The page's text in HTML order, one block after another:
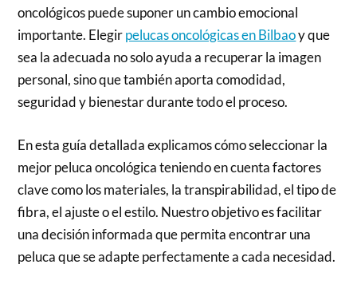
oncológicos puede suponer un cambio emocional
importante. Elegirpelucas oncológicas en Bilbaoy que
sea la adecuada no solo ayuda a recuperar la imagen
personal, sino que también aporta comodidad,
seguridad y bienestar durante todo el proceso.
En esta guía detallada explicamos cómo seleccionar la
mejor peluca oncológica teniendo en cuenta factores
clave como los materiales, la transpirabilidad, el tipo de
fibra, el ajuste o el estilo. Nuestro objetivo es facilitar
una decisión informada que permita encontrar una
peluca que se adapte perfectamente a cada necesidad.